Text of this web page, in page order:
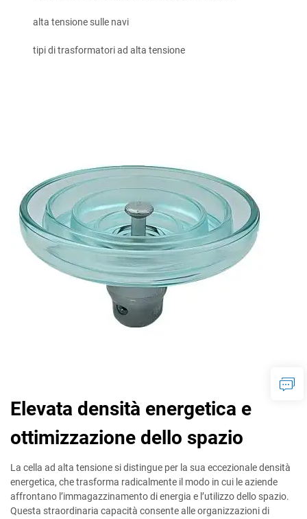
alta tensione sulle navi
tipi di trasformatori ad alta tensione
Elevata densità energetica e
ottimizzazione dello spazio
La cella ad alta tensione si distingue per la sua eccezionale densità
energetica, che trasforma radicalmente il modo in cui le aziende
affrontano l’immagazzinamento di energia e l’utilizzo dello spazio.
Questa straordinaria capacità consente alle organizzazioni di